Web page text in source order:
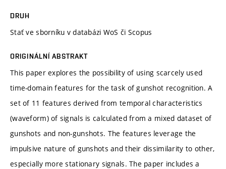
DRUH
Stať ve sborníku v databázi WoS či Scopus
ORIGINÁLNÍ ABSTRAKT
This paper explores the possibility of using scarcely used
time-domain features for the task of gunshot recognition. A
set of 11 features derived from temporal characteristics
(waveform) of signals is calculated from a mixed dataset of
gunshots and non-gunshots. The features leverage the
impulsive nature of gunshots and their dissimilarity to other,
especially more stationary signals. The paper includes a